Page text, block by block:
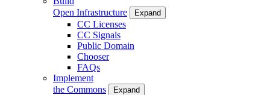
Open Infrastructure
Expand
CC Licenses
CC Signals
Public Domain
Chooser
FAQs
Implement
the Commons
Expand